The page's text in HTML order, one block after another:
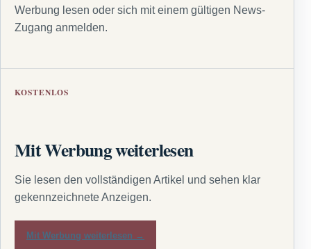
Werbung lesen oder sich mit einem gültigen News-
Zugang anmelden.
KOSTENLOS
Mit Werbung weiterlesen
Sie lesen den vollständigen Artikel und sehen klar
gekennzeichnete Anzeigen.
Mit Werbung weiterlesen →